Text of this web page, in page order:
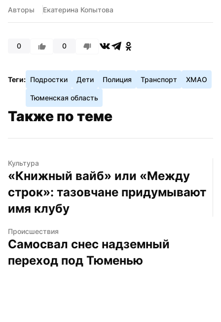
Авторы Екатерина Копытова
0 0
Теги: Подростки Дети Полиция Транспорт ХМАО
Тюменская область
Также по теме
Культура
«Книжный вайб» или «Между
строк»: тазовчане придумывают
имя клубу
Происшествия
Самосвал снес надземный
переход под Тюменью